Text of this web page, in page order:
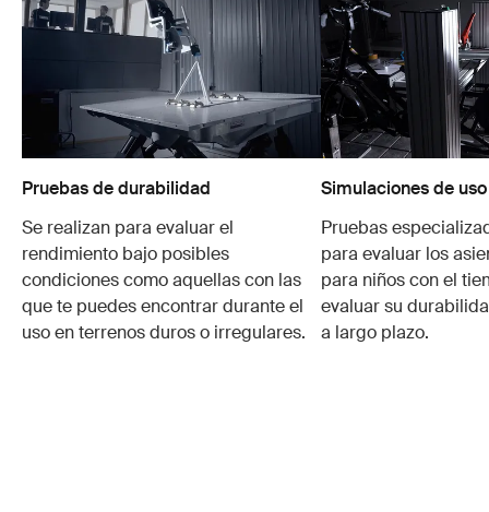
Pruebas de durabilidad
Se realizan para evaluar el
rendimiento bajo posibles
condiciones como aquellas con las
que te puedes encontrar durante el
uso en terrenos duros o irregulares.
Simulaciones de
Pruebas
para evaluar los
para niños con el
evaluar su
a largo plazo.